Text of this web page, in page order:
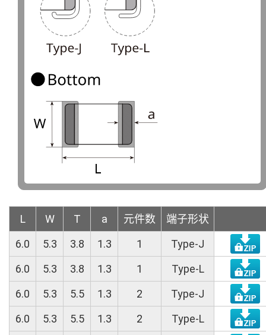
L W T a 元件数
端子形状
6.0
5.3 3.8 1.3 1
Type-J
6.0
5.3 3.8 1.3 1
Type-L
6.0
5.3 5.5 1.3 2
Type-J
6.0
5.3 5.5 1.3 2
Type-L